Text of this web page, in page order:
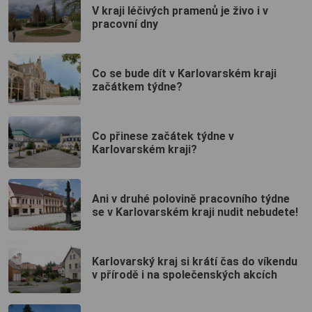
V kraji léčivých pramenů je živo i v
pracovní dny
Co se bude dít v Karlovarském kraji
začátkem týdne?
Co přinese začátek týdne v
Karlovarském kraji?
Ani v druhé polovině pracovního týdne
se v Karlovarském kraji nudit nebudete!
Karlovarský kraj si krátí čas do víkendu
v přírodě i na společenských akcích